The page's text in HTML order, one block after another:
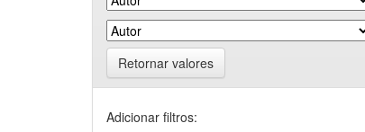
Retornar valores
Adicionar filtros: